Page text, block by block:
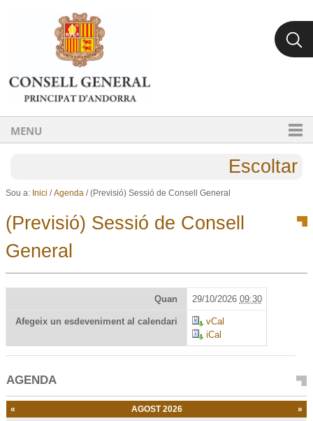
Ves al contingut.
Salta a la navegació
MENU
Escoltar
Sou a: Inici /Agenda /(Previsió) Sessió de Consell General
(Previsió) Sessió de Consell
General
Quan 29/10/2026 09:30
Afegeix un esdeveniment al calendari
vCal
iCal
AGENDA
« AGOST 2026 »